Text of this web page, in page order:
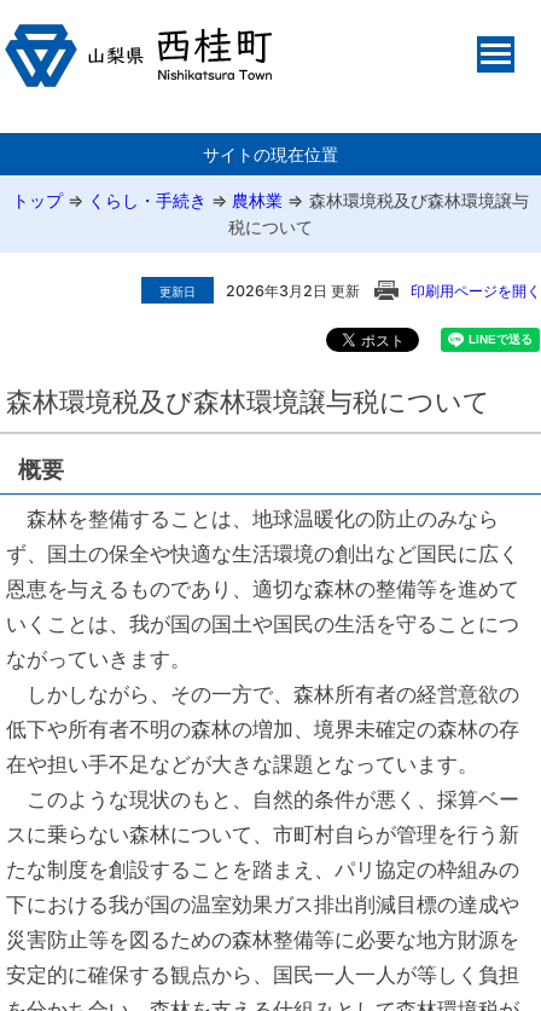
サイトの現在位置
トップ⇒ くらし・手続き ⇒ 農林業 ⇒ 森林環境税及び森林環境譲与
税について
更新日 2026年3月2日 更新 印刷用ページを開く
森林環境税及び森林環境譲与税について
概要
森林を整備することは、地球温暖化の防止のみなら
ず、国土の保全や快適な生活環境の創出など国民に広く
恩恵を与えるものであり、適切な森林の整備等を進めて
いくことは、我が国の国土や国民の生活を守ることにつ
ながっていきます。
しかしながら、その一方で、森林所有者の経営意欲の
低下や所有者不明の森林の増加、境界未確定の森林の存
在や担い手不足などが大きな課題となっています。
このような現状のもと、自然的条件が悪く、採算ベー
スに乗らない森林について、市町村自らが管理を行う新
たな制度を創設することを踏まえ、パリ協定の枠組みの
下における我が国の温室効果ガス排出削減目標の達成や
災害防止等を図るための森林整備等に必要な地方財源を
安定的に確保する観点から、国民一人一人が等しく負担